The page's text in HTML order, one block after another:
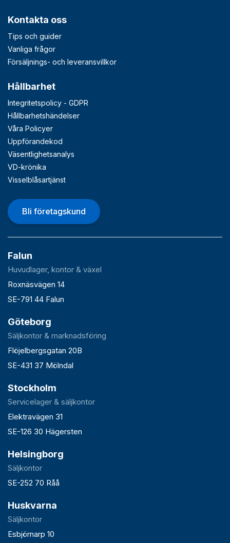
Kontakta oss
Tips och guider
Vanliga frågor
Försäljnings- och leveransvillkor
Hållbarhet
Integritetspolicy - GDPR
Hållbarhetshändelser
Våra Policyer
Uppförandekod
Väsentlighetsanalys
VD-krönika
Visselblåsartjänst
Bli företagskund
Falun
Huvudlager, kontor & växel
Roxnäsvägen 14
SE-791 44 Falun
Göteborg
Säljkontor & marknadsföring
Flöjelbergsgatan 20B
SE-431 37 Mölndal
Stockholm
Servicelager & säljkontor
Elektravägen 31
SE-126 30 Hägersten
Helsingborg
Säljkontor
SE-252 70 Råå
Huskvarna
Säljkontor
Esbjörnarp 10